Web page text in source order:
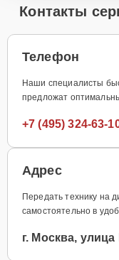
Контакты
Телефон
Наши специалисты
предложат
+7 (495) 324-63-
Адрес
Передать технику на
самостоятельно в
г. Москва,